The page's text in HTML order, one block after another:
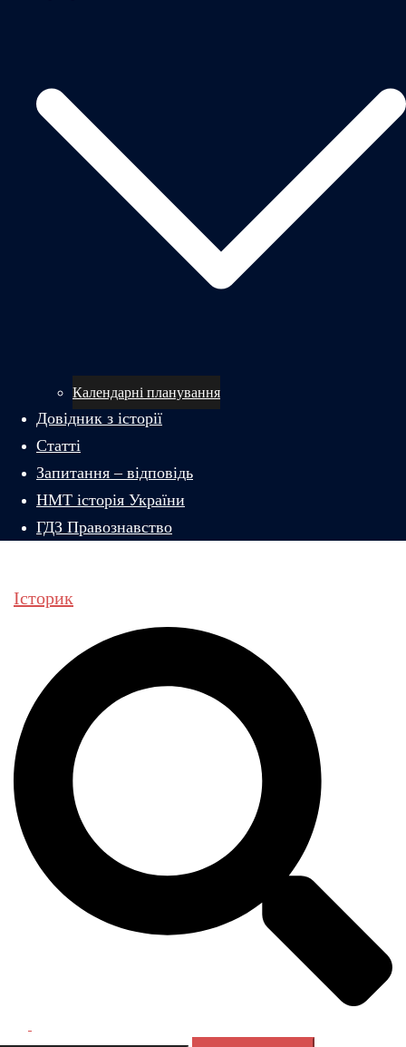
Календарні планування
Довідник з історії
Статті
Запитання – відповідь
НМТ історія України
ГДЗ Правознавство
Історик